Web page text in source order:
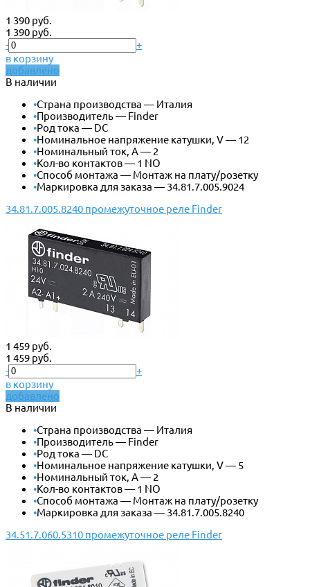
1 390 руб.
1 390 руб.
-
+
в корзину
добавлено
В наличии
•Страна производства — Италия
•Производитель — Finder
•Род тока — DC
•Номинальное напряжение катушки, V — 12
•Номинальный ток, А — 2
•Кол-во контактов — 1 NO
•Способ монтажа — Монтаж на плату/розетку
•Маркировка для заказа — 34.81.7.005.9024
34.81.7.005.8240 промежуточное реле Finder
1 459 руб.
1 459 руб.
-
+
в корзину
добавлено
В наличии
•Страна производства — Италия
•Производитель — Finder
•Род тока — DC
•Номинальное напряжение катушки, V — 5
•Номинальный ток, А — 2
•Кол-во контактов — 1 NO
•Способ монтажа — Монтаж на плату/розетку
•Маркировка для заказа — 34.81.7.005.8240
34.51.7.060.5310 промежуточное реле Finder